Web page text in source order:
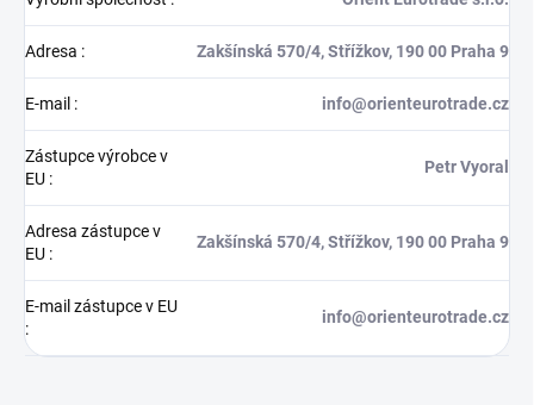
Adresa : Zakšínská 570/4, Střížkov, 190 00 Praha 9
E-mail : info@orienteurotrade.cz
Zástupce výrobce v
EU :
Petr Vyoral
Adresa zástupce v
EU :
Zakšínská 570/4, Střížkov, 190 00 Praha 9
E-mail zástupce v EU
:
info@orienteurotrade.cz